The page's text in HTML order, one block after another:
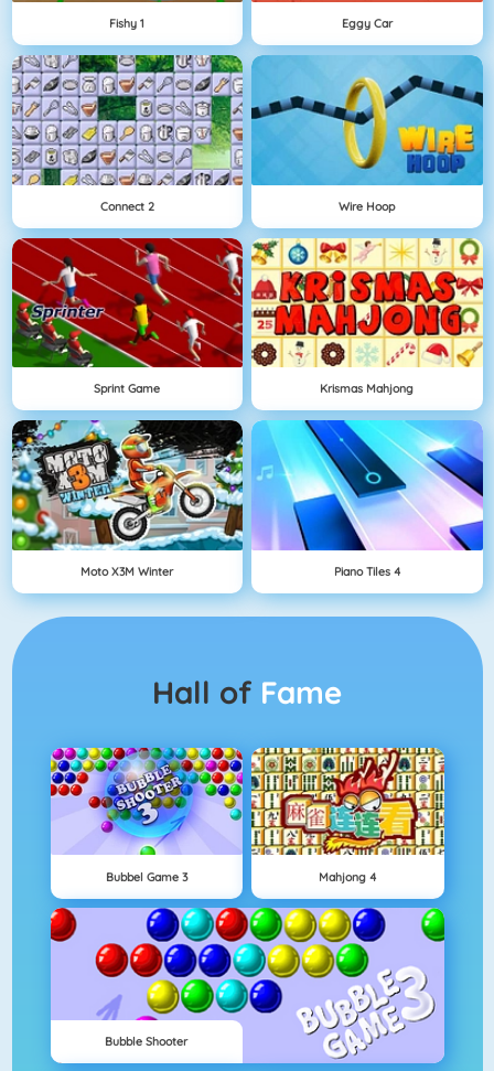
Fishy 1 Eggy Car
Connect 2 Wire Hoop
Sprint Game Krismas Mahjong
Moto X3M Winter Piano Tiles 4
Hall of Fame
Bubbel Game 3 Mahjong 4
Bubble Shooter